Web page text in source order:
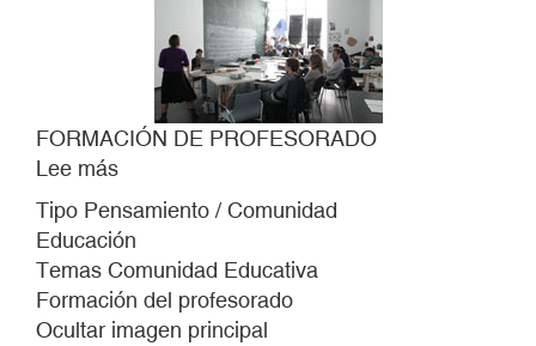
FORMACIÓN DE PROFESORADO
Lee más
FORMACIÓN
DE
PROFESORADO
Tipo Pensamiento / Comunidad
Educación
Temas Comunidad Educativa
Formación del profesorado
Ocultar imagen principal